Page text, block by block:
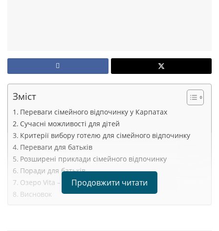
Зміст
Переваги сімейного відпочинку у Карпатах
Сучасні можливості для дітей
Критерії вибору готелю для сімейного відпочинку
Переваги для батьків
Розширені приклади сімейного відпочинку
Поради для батьків
Озеро Vita – ваш надійний партнер
Висновок
Продовжити читати